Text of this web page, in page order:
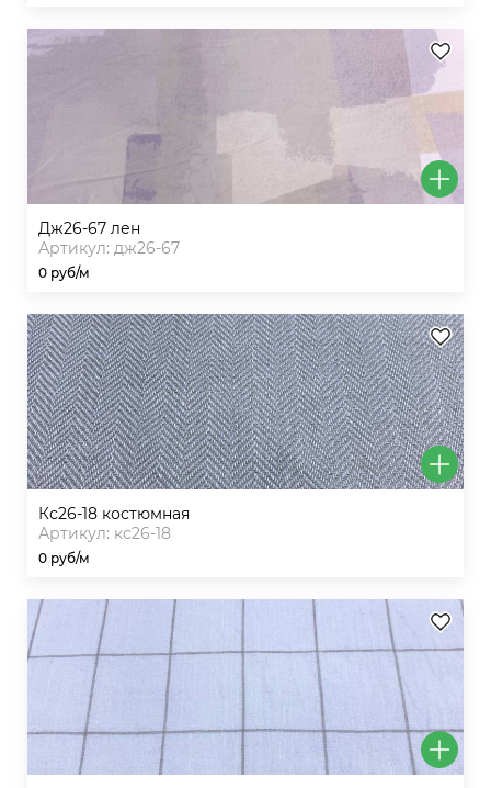
дж26-67 лен
Артикул: дж26-67
0 руб/м
кс26-18 костюмная
Артикул: кс26-18
0 руб/м